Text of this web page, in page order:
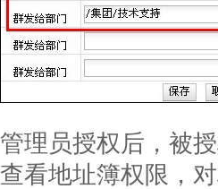
管理员授权后，被
查看地址簿权限，